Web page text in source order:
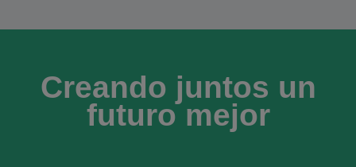
Creando juntos un
futuro mejor